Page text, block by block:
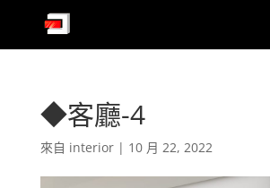
◆客廳-4
來自 interior| 10 月 22, 2022